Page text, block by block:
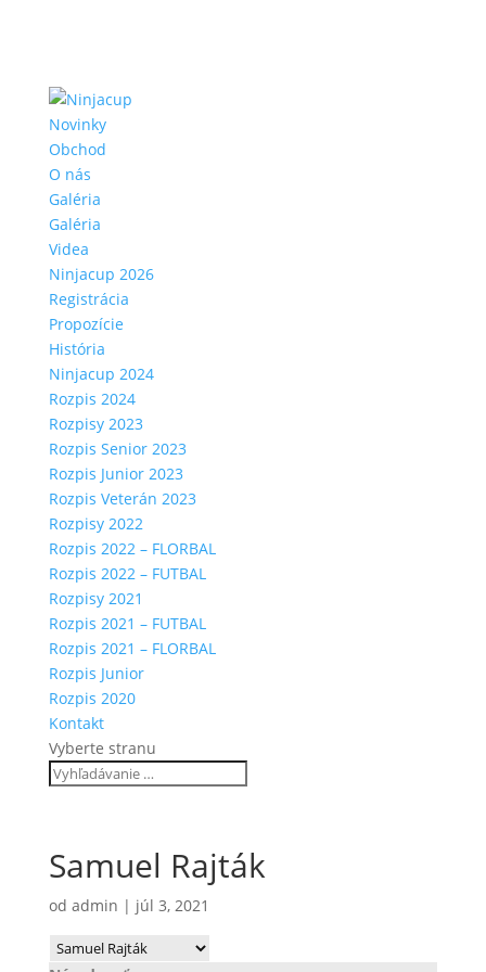
Novinky
Obchod
O nás
Galéria
Galéria
Videa
Ninjacup 2026
Registrácia
Propozície
História
Ninjacup 2024
Rozpis 2024
Rozpisy 2023
Rozpis Senior 2023
Rozpis Junior 2023
Rozpis Veterán 2023
Rozpisy 2022
Rozpis 2022 – FLORBAL
Rozpis 2022 – FUTBAL
Rozpisy 2021
Rozpis 2021 – FUTBAL
Rozpis 2021 – FLORBAL
Rozpis Junior
Rozpis 2020
Kontakt
Vyberte stranu
Samuel Rajták
od admin | júl 3, 2021